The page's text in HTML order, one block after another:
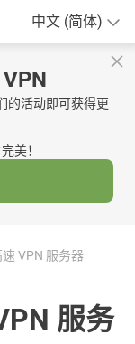
中文 (简体)
的活动即可获得更
完美！
VPN 服务器
服务